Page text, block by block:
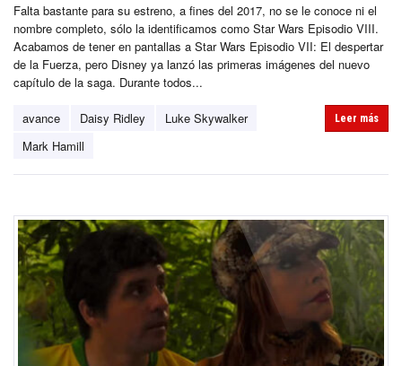
Falta bastante para su estreno, a fines del 2017, no se le conoce ni el
nombre completo, sólo la identificamos como Star Wars Episodio VIII.
Acabamos de tener en pantallas a Star Wars Episodio VII: El despertar
de la Fuerza, pero Disney ya lanzó las primeras imágenes del nuevo
capítulo de la saga. Durante todos...
avance Daisy Ridley
Luke Skywalker
Mark Hamill
Leer más